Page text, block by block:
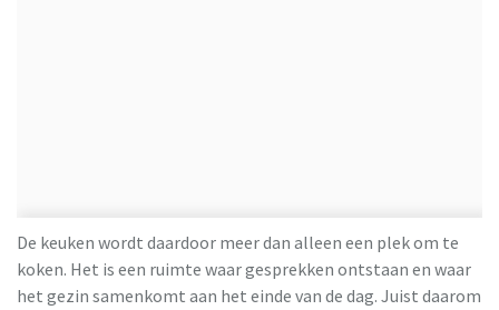
De keuken wordt daardoor meer dan alleen een plek om te
koken. Het is een ruimte waar gesprekken ontstaan en waar
het gezin samenkomt aan het einde van de dag. Juist daarom